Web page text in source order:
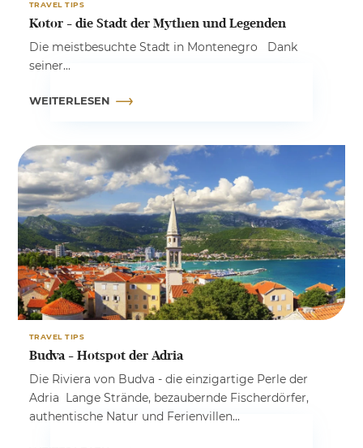
TRAVEL TIPS
Kotor - die Stadt der Mythen und Legenden
Die meistbesuchte Stadt in Montenegro Dank
seiner...
WEITERLESEN
TRAVEL TIPS
Budva - Hotspot der Adria
Die Riviera von Budva - die einzigartige Perle der
Adria Lange Strände, bezaubernde Fischerdörfer,
authentische Natur und Ferienvillen...